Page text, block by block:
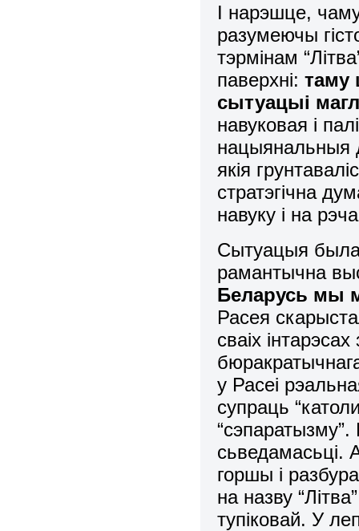
І нарэшце,
разумеючы
тэрмінам
паверхні:таму
сытуацыі
навуковая і
нацыянальныя
якія
стратэгічна
навуку і на
Сытуацыя была
рамантычна
Беларусь мы
Расея
сваіх
у Расеі
супраць
сьведамасьці.
горшы і
на назву
тупіковай. У